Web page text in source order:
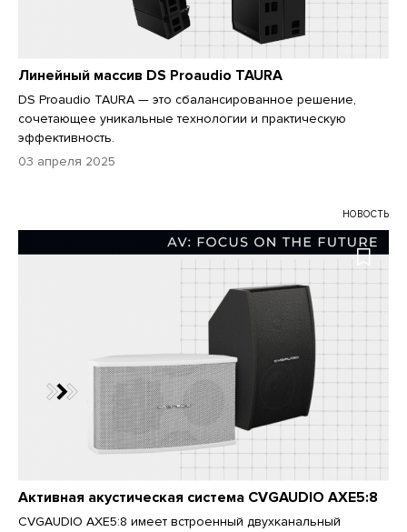
Линейный массив DS Proaudio TAURA
DS Proaudio TAURA — это сбалансированное решение,
сочетающее уникальные технологии и практическую
эффективность.
03 апреля 2025
НОВОСТЬ
Активная акустическая система CVGAUDIO AXE5:8
CVGAUDIO AXE5:8 имеет встроенный двухканальный